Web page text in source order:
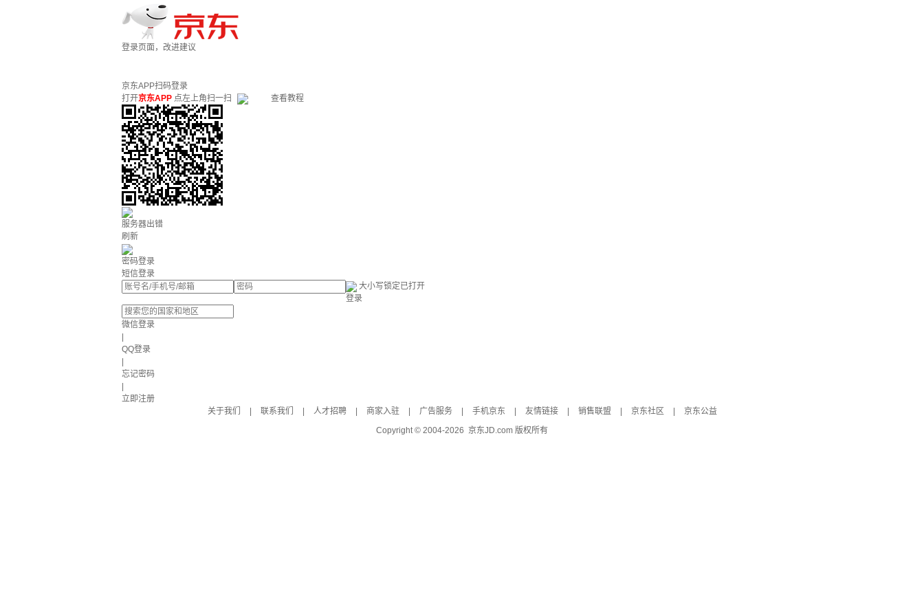
登录页面，改进建议
京东APP扫码登录
打开京东APP 点左上角扫一扫 查看教程
服务器出错
刷新
密码登录
短信登录
大小写锁定已打开
登录
微信登录
QQ登录
忘记密码
立即注册
关于我们
联系我们 人才招聘 商家入驻 广告服务 手机京东 友情链接 销售联盟 京东社区
京东公益
Copyright © 2004-2026 京东JD.com 版权所有